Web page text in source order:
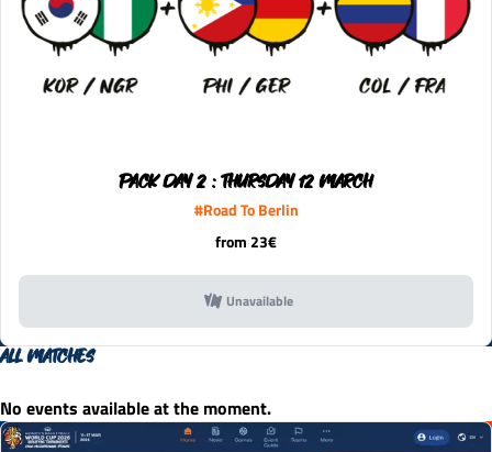
PACK DAY 2 : THURSDAY 12 MARCH
#Road To Berlin
from 23€
Unavailable
ALL MATCHES
No events available at the moment.